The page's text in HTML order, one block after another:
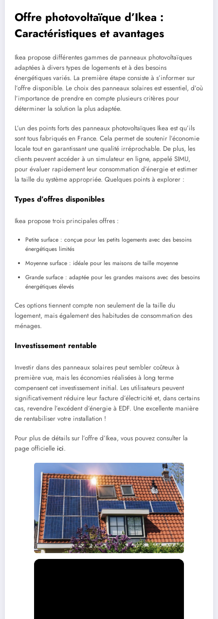
Offre photovoltaïque d’Ikea :
Caractéristiques et avantages
Ikea propose différentes gammes de panneaux photovoltaïques
adaptées à divers types de logements et à des besoins
énergétiques variés. La première étape consiste à s’informer sur
l’offre disponible. Le choix des panneaux solaires est essentiel, d’où
l’importance de prendre en compte plusieurs critères pour
déterminer la solution la plus adaptée.
L’un des points forts des panneaux photovoltaïques Ikea est qu’ils
sont tous fabriqués en France. Cela permet de soutenir l’économie
locale tout en garantissant une qualité irréprochable. De plus, les
clients peuvent accéder à un simulateur en ligne, appelé SIMU,
pour évaluer rapidement leur consommation d’énergie et estimer
la taille du système appropriée. Quelques points à explorer :
Types d’offres disponibles
Ikea propose trois principales offres :
Petite surface : conçue pour les petits logements avec des besoins
énergétiques limités
Moyenne surface : idéale pour les maisons de taille moyenne
Grande surface : adaptée pour les grandes maisons avec des besoins
énergétiques élevés
Ces options tiennent compte non seulement de la taille du
logement, mais également des habitudes de consommation des
ménages.
Investissement rentable
Investir dans des panneaux solaires peut sembler coûteux à
première vue, mais les économies réalisées à long terme
compensent cet investissement initial. Les utilisateurs peuvent
significativement réduire leur facture d’électricité et, dans certains
cas, revendre l’excédent d’énergie à EDF. Une excellente manière
de rentabiliser votre installation !
Pour plus de détails sur l’offre d’Ikea, vous pouvez consulter la
page officielle ici.